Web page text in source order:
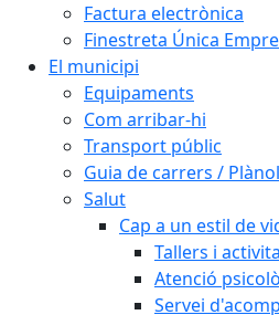
Factura electrònica
Finestreta Única
El municipi
Equipaments
Com arribar-hi
Transport públic
Guia de carrers / Plànol
Salut
Cap a un estil de
Tallers i
Atenció
Servei